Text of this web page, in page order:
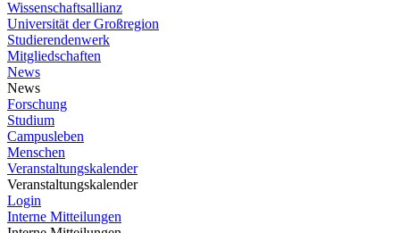
Wissenschaftsallianz
Universität der Großregion
Studierendenwerk
Mitgliedschaften
News
News
Forschung
Studium
Campusleben
Menschen
Veranstaltungskalender
Veranstaltungskalender
Login
Interne Mitteilungen